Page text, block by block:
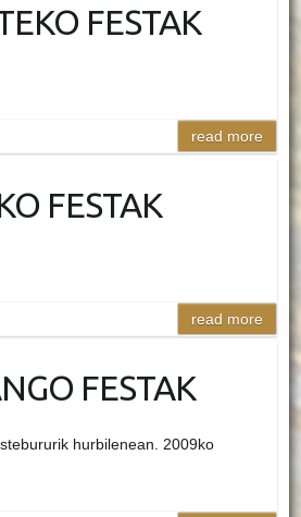
FESTAK
read more
FESTAK
read more
FESTAK
hurbilenean. 2009ko